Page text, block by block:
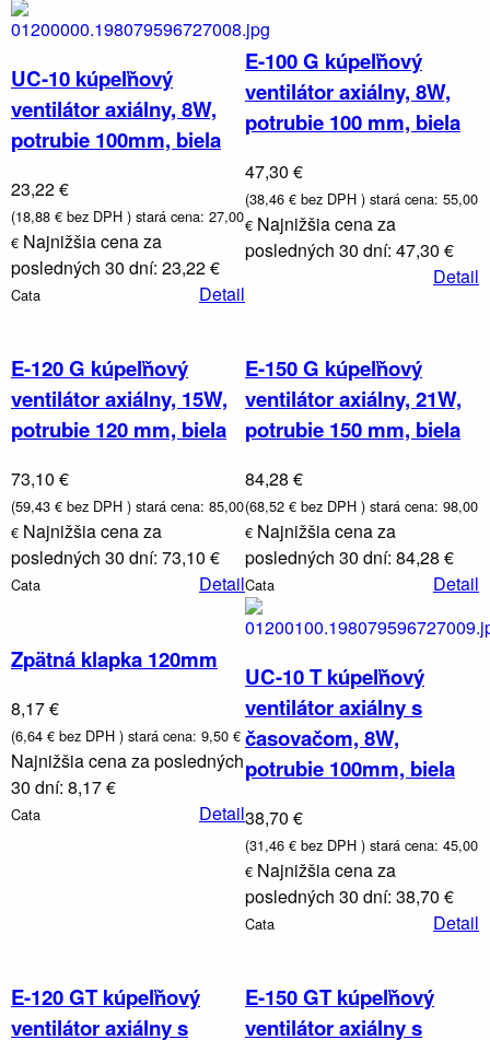
Vaničky
UC-10 kúpeľňový
ventilátor axiálny, 8W,
potrubie 100mm, biela
23,22 €
(18,88 € bez DPH ) stará cena: 27,00
€ Najnižšia cena za
posledných 30 dní: 23,22 €
Cata Detail
E-100 G kúpeľňový
ventilátor axiálny, 8W,
potrubie 100 mm, biela
47,30 €
(38,46 € bez DPH ) stará cena: 55,00
€ Najnižšia cena za
posledných 30 dní: 47,30 €
Detail
E-120 G kúpeľňový
ventilátor axiálny, 15W,
potrubie 120 mm, biela
73,10 €
(59,43 € bez DPH ) stará cena: 85,00
€ Najnižšia cena za
posledných 30 dní: 73,10 €
Cata Detail
E-150 G kúpeľňový
ventilátor axiálny, 21W,
potrubie 150 mm, biela
84,28 €
(68,52 € bez DPH ) stará cena: 98,00
€ Najnižšia cena za
posledných 30 dní: 84,28 €
Cata Detail
Zpätná klapka 120mm
8,17 €
(6,64 € bez DPH ) stará cena: 9,50 €
Najnižšia cena za posledných
30 dní: 8,17 €
Cata Detail
UC-10 T kúpeľňový
ventilátor axiálny s
časovačom, 8W,
potrubie 100mm, biela
38,70 €
(31,46 € bez DPH ) stará cena: 45,00
€ Najnižšia cena za
posledných 30 dní: 38,70 €
Cata Detail
E-120 GT kúpeľňový
ventilátor axiálny s
E-150 GT kúpeľňový
ventilátor axiálny s